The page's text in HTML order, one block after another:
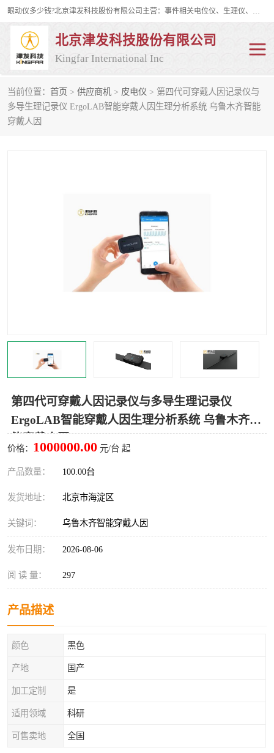
眼动仪多少钱?北京津发科技股份有限公司主营：事件相关电位仪、生理仪、肌电仪、脑电仪、皮电仪、眼动仪；是国家级高新技术企业、科技部认定的科技型中小企业和中关村高新技术企业，具备保密资格，具备自主进出口经营权；自主研发技术、产品与服务荣获多项省部级科学技术奖励、国家发明专利、国家软件著作权和省部级新技术新产品（服务）认证。
北京津发科技股份有限公司
Kingfar International Inc
当前位置： 首页 > 供应商机 > 皮电仪 > 第四代可穿戴人因记录仪与
多导生理记录仪 ErgoLAB智能穿戴人因生理分析系统 乌鲁木齐智能
穿戴人因
第四代可穿戴人因记录仪与多导生理记录仪
ErgoLAB智能穿戴人因生理分析系统 乌鲁木齐智
价格： 1000000.00 元/台 起
产品数量： 100.00台
发货地址： 北京市海淀区
关键词： 乌鲁木齐智能穿戴人因
发布日期： 2026-08-06
阅 读 量： 297
产品描述
颜色 黑色
产地 国产
加工定制 是
适用领域 科研
可售卖地 全国
皮电仪 脑电仪
人机交互实验室
神经营销与消费行为实验 车俩与驾驶模拟
人机环境同步云平台 人因测评专家系统